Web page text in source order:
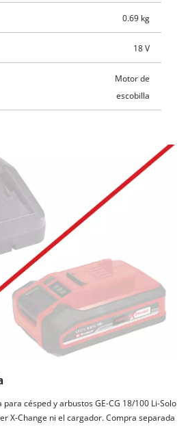
0.69 kg
18 V
Motor de
escobilla
césped y arbustos GE-CG 18/100 Li-Solo
X-Change ni el cargador. Compra separada